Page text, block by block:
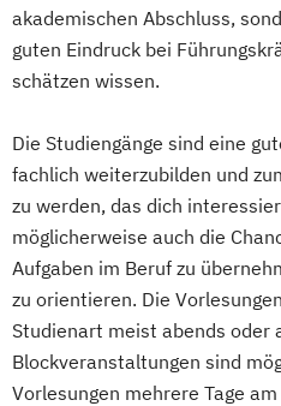
Recht & Management
Risk Management &
Sales Management
Sozialmanagement
Supply Chain
Sustainability &
Taxation
Wirtschaft &
Wirtschaftsinformatik
akademischen Abschluss,
guten Eindruck bei
schätzen wissen.
Die Studiengänge sind eine
fachlich weiterzubilden und
zu werden, das dich
möglicherweise auch die
Aufgaben im Beruf zu
zu orientieren. Die
Studienart meist abends oder
Blockveranstaltungen sind
Vorlesungen mehrere Tage